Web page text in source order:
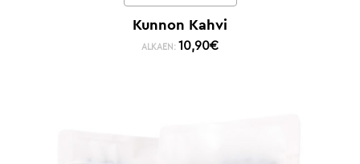
Kunnon Kahvi
ALKAEN: 10,90€